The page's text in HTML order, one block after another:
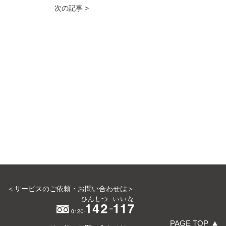
次の記事 >
PAGE TOP
＜サービスのご依頼・お問い合わせは＞